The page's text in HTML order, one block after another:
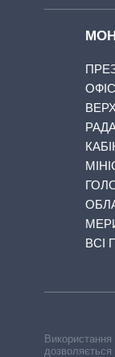
ОФІС
ВСІ
Використання
дозволяється